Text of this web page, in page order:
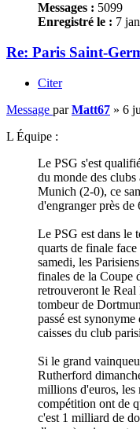
Messages : 5099
Enregistré le : 7
Re: Paris Saint-
Citer
Message parMatt67 » 6
L Équipe :
Le PSG s'est
du monde des
Munich (2-0), ce
d'engranger près
Le PSG est dans le
quarts de finale
samedi, les
finales de la Coupe
retrouveront le
tombeur de
passé est
caisses du club
Si le grand
Rutherford
millions d'euros, les
compétition ont de
c'est 1 milliard de